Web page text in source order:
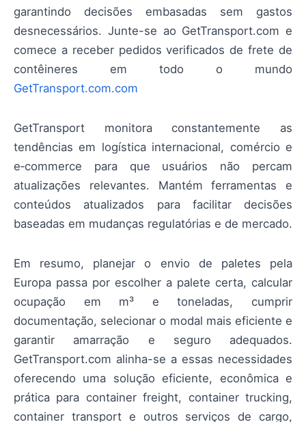
garantindo decisões embasadas sem gastos
desnecessários. Junte-se ao GetTransport.com e
comece a receber pedidos verificados de frete de
contêineres em todo o mundo
GetTransport.com.com
GetTransport monitora constantemente as
tendências em logística internacional, comércio e
e‑commerce para que usuários não percam
atualizações relevantes. Mantém ferramentas e
conteúdos atualizados para facilitar decisões
baseadas em mudanças regulatórias e de mercado.
Em resumo, planejar o envio de paletes pela
Europa passa por escolher a palete certa, calcular
ocupação em m³ e toneladas, cumprir
documentação, selecionar o modal mais eficiente e
garantir amarração e seguro adequados.
GetTransport.com alinha-se a essas necessidades
oferecendo uma solução eficiente, econômica e
prática para container freight, container trucking,
container transport e outros serviços de cargo,